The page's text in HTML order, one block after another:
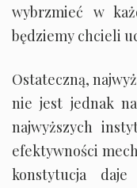
wybrzmieć w
będziemy chcieli
Ostateczną,
nie jest jednak
najwyższych
efektywności
konstytucja